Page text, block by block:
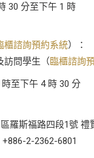
30 分至下午 1 時
櫃諮詢預約系統）：
訪問學生（臨櫃諮詢
至下午 4 時 30 分
羅斯福路四段1號 禮
2-2362-6801